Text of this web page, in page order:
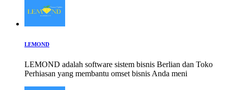
LEMOND
LEMOND adalah software sistem bisnis Berlian dan Toko
Perhiasan yang membantu omset bisnis Anda meni